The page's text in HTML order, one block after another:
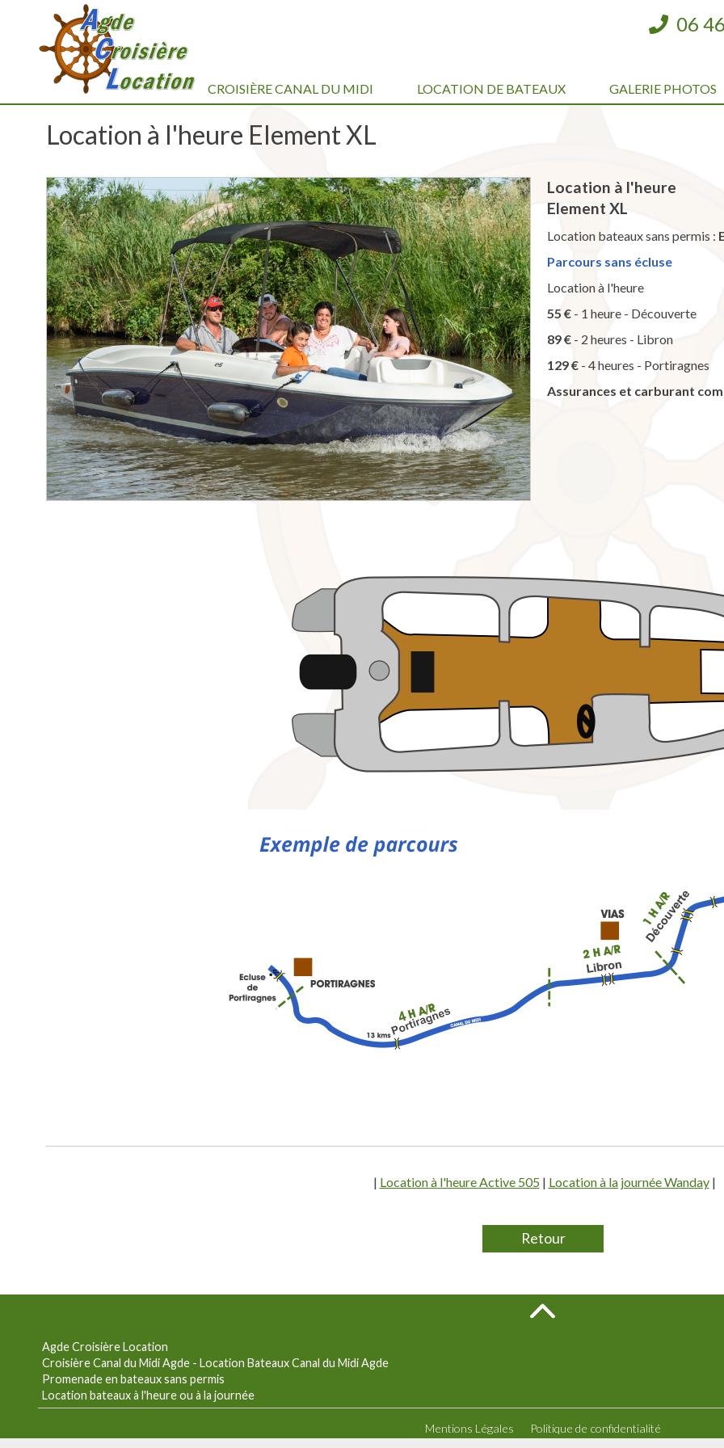
06
CROISIÈRE CANAL DU MIDI LOCATION DE BATEAUX GALERIE PHOTOS
Location à l'heure Element XL
Location à l'heure
Element XL
Location bateaux sans permis :
Parcours sans écluse
Location à l'heure
55 € - 1 heure - Découverte
89 € - 2 heures - Libron
129 € - 4 heures - Portiragnes
Assurances et carburant
| Location à l'heure Active 505| Location à la journée Wanday|
Retour
Agde Croisière Location
Croisière Canal du Midi Agde - Location Bateaux Canal du Midi Agde
Promenade en bateaux sans permis
Location bateaux à l'heure ou à la journée
Mentions Légales Politique de confidentialité